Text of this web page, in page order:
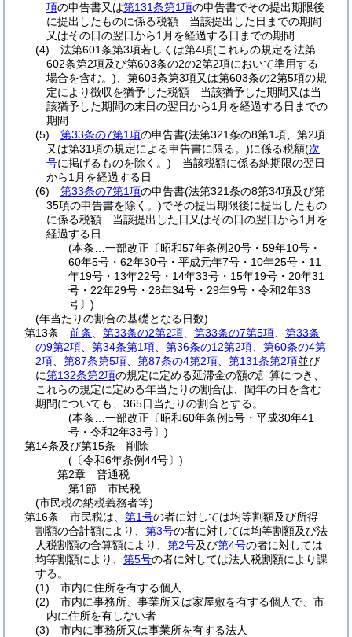
項の申告書又は第131条第1項の申告書でその提出期限後
に提出したものに係る税額 当該提出した日までの期間
又はその日の翌日から1月を経過する日までの期間
(4)
法第601条第3項若しくは第4項(これらの規定を法第
602条第2項及び第603条の2の2第2項において準用する
場合を含む。) 、第603条第3項又は第603条の2第5項の規
定により徴収を猶予した税額 当該猶予した期間又は当
該猶予した期間の末日の翌日から1月を経過する日までの
期間
(5)
第33条の7第1項の申告書(法第321条の8第1項、第2項
又は第31項の規定による申告書に限る。)に係る税額(次
号に掲げるものを除く。) 当該税額に係る納期限の翌日
から1月を経過する日
(6)
第33条の7第1項の申告書(法第321条の8第34項及び第
35項の申告書を除く。)でその提出期限後に提出したもの
に係る税額 当該提出した日又はその日の翌日から1月を
経過する日
(本条…一部改正〔昭和57年条例20号・59年10号・
60年5号・62年30号・平成元年7号・10年25号・11
年19号・13年22号・14年33号・15年19号・20年31
号・22年29号・28年34号・29年9号・令和2年33
号〕)
(年当たりの割合の基礎となる日数)
第13条
前条 第33条の2第2項 第33条の7第5項
第33条
の9第2項
第34条第1項 第36条の12第2項
第60条の4第
2項
第87条第5項 第87条の4第2項 第131条第2項並び
に第132条第2項の規定に定める延滞金の額の計算につき、
これらの規定に定める年当たりの割合は、閏年の日を含む
期間についても、365日当たりの割合とする。
(本条…一部改正〔昭和60年条例5号・平成30年41
号・令和2年33号〕)
第14条及び第15条
削除
(〔令和6年条例44号〕)
第2章
普通税
第1節
市民税
(市民税の納税義務者等)
第16条
市民税は、 第1号の者に対しては均等割額及び所得
割額の合計額により、 第3号の者に対しては均等割額及び法
人税割額の合算額により、 第2号及び第4号の者に対しては
均等割額により、 第5号の者に対しては法人税割額により課
する。
(1)
市内に住所を有する個人
(2)
市内に事務所、事業所又は家屋敷を有する個人で、市
内に住所を有しない者
(3)
市内に事務所又は事業所を有する法人